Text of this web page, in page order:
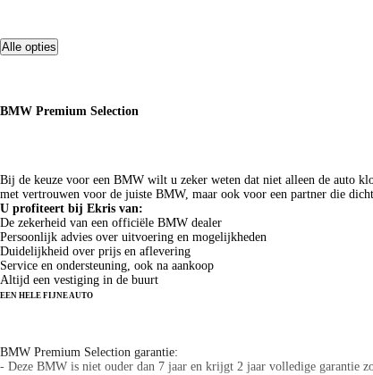
Alle opties
BMW Premium Selection
Bij de keuze voor een BMW wilt u zeker weten dat niet alleen de auto
met vertrouwen voor de juiste BMW, maar ook voor een partner die
U profiteert bij Ekris van:
De zekerheid van een officiële BMW dealer
Persoonlijk advies over uitvoering en mogelijkheden
Duidelijkheid over prijs en aflevering
Service en ondersteuning, ook na aankoop
Altijd een vestiging in de buurt
EEN HELE FIJNE AUTO
BMW Premium Selection garantie:
- Deze BMW is niet ouder dan 7 jaar en krijgt 2 jaar volledige garantie